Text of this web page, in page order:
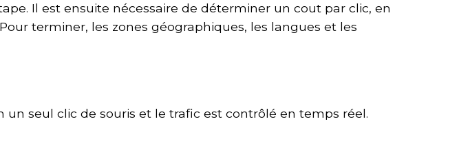
Il est ensuite nécessaire de déterminer un cout par clic, en
terminer, les zones géographiques, les langues et les
seul clic de souris et le trafic est contrôlé en temps réel.